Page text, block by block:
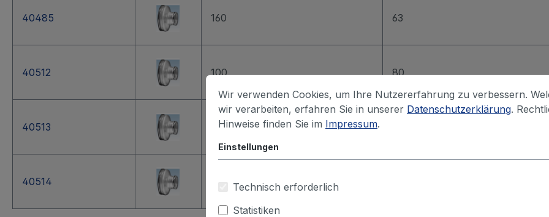
40485 160 63
40512 100 80
40513 125
40514
Wir verwenden Cookies, um Ihre Nutzererfahrung zu verbessern.
wir verarbeiten, erfahren Sie in unserer Datenschutzerklärung.
Hinweise finden Sie im Impressum.
Einstellungen
Technisch erforderlich
Statistiken